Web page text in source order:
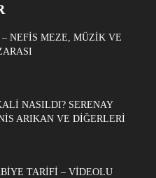
NEFIS MEZE, MÜZIK VE
NASILDI? SERENAY
ARIKAN VE DIĞERLERI
TARIFI – VIDEOLU